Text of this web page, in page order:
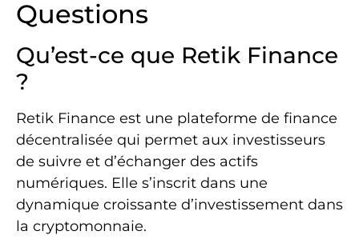
Questions
Qu’est-ce que Retik Finance
?
Retik Finance est une plateforme de finance
décentralisée qui permet aux investisseurs
de suivre et d’échanger des actifs
numériques. Elle s’inscrit dans une
dynamique croissante d’investissement dans
la cryptomonnaie.